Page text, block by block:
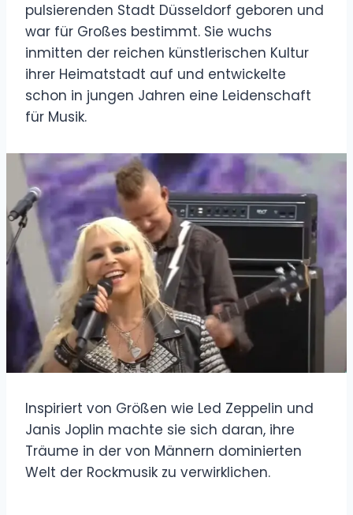
pulsierenden Stadt Düsseldorf geboren und
war für Großes bestimmt. Sie wuchs
inmitten der reichen künstlerischen Kultur
ihrer Heimatstadt auf und entwickelte
schon in jungen Jahren eine Leidenschaft
für Musik.
Inspiriert von Größen wie Led Zeppelin und
Janis Joplin machte sie sich daran, ihre
Träume in der von Männern dominierten
Welt der Rockmusik zu verwirklichen.